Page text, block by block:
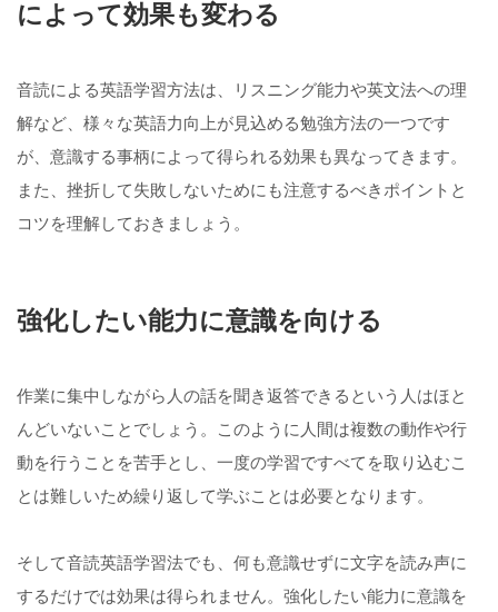
によって効果も変わる
音読による英語学習方法は、リスニング能力や英文法への理
解など、様々な英語力向上が見込める勉強方法の一つです
が、意識する事柄によって得られる効果も異なってきます。
また、挫折して失敗しないためにも注意するべきポイントと
コツを理解しておきましょう。
強化したい能力に意識を向ける
作業に集中しながら人の話を聞き返答できるという人はほと
んどいないことでしょう。このように人間は複数の動作や行
動を行うことを苦手とし、一度の学習ですべてを取り込むこ
とは難しいため繰り返して学ぶことは必要となります。
そして音読英語学習法でも、何も意識せずに文字を読み声に
するだけでは効果は得られません。強化したい能力に意識を